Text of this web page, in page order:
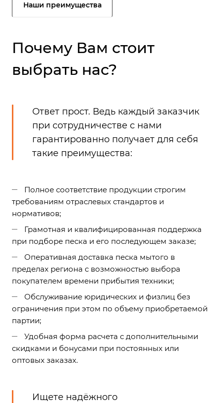
Наши преимущества
Почему Вам стоит
выбрать нас?
Ответ прост. Ведь каждый заказчик
при сотрудничестве с нами
гарантированно получает для себя
такие преимущества:
Полное соответствие продукции строгим
требованиям отраслевых стандартов и
нормативов;
Грамотная и квалифицированная поддержка
при подборе песка и его последующем заказе;
Оперативная доставка песка мытого в
пределах региона с возможностью выбора
покупателем времени прибытия техники;
Обслуживание юридических и физлиц без
ограничения при этом по объему приобретаемой
партии;
Удобная форма расчета с дополнительными
скидками и бонусами при постоянных или
оптовых заказах.
Ищете надёжного